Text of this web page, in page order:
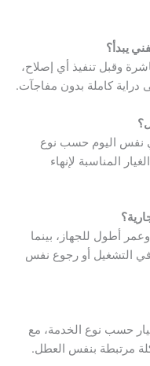
يبدأ؟
وقبل تنفيذ أي إصلاح،
كاملة بدون مفاجآت.
نفس اليوم حسب نوع
المناسبة لإنهاء
أطول للجهاز، بينما
التشغيل أو رجوع نفس
حسب نوع الخدمة، مع
مرتبطة بنفس العطل.